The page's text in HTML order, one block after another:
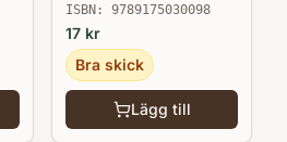
ISBN: 9789175030098
17 kr
Bra skick
Lägg till